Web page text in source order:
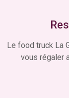
Le food truck La
vous régaler